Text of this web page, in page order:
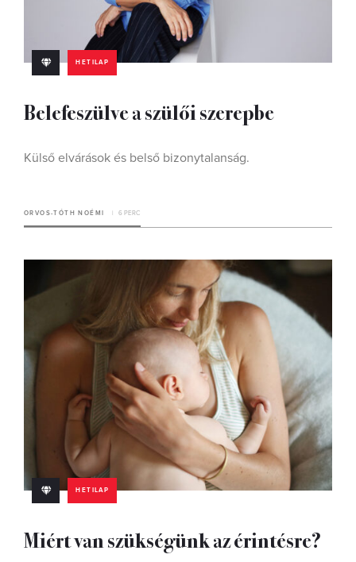
HETILAP
Belefeszülve a szülői szerepbe
Külső elvárások és belső bizonytalanság.
ORVOS-TÓTH NOÉMI 6 PERC
HETILAP
Miért van szükségünk az érintésre?